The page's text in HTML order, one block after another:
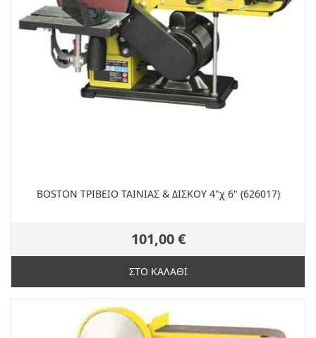
BOSTON ΤΡΙΒΕΙΟ ΤΑΙΝΙΑΣ & ΔΙΣΚΟΥ 4"χ 6" (626017)
101,00 €
ΣΤΟ ΚΑΛΑΘΙ